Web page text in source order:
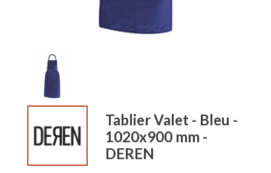
Tablier Valet - Bleu -
1020x900 mm -
DEREN